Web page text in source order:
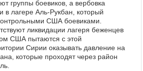
группы боевиков, а вербовка
в лагере Аль-Рукбан, который
США боевиками.
ликвидации лагеря беженцев
США пытаются с этой
Сирии оказывать давление на
которые проходят через район